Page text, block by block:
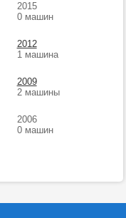
2015
0 машин
2012
1 машина
2009
2 машины
2006
0 машин